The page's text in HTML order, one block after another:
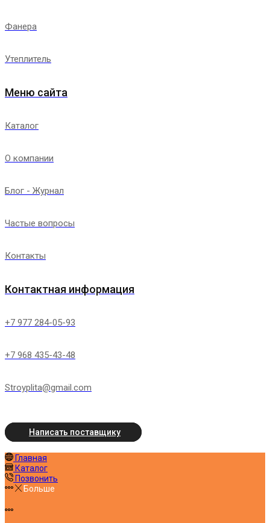
Фанера
Утеплитель
Меню сайта
Каталог
О компании
Блог - Журнал
Частые вопросы
Контакты
Контактная информация
+7 977 284-05-93
+7 968 435-43-48
Stroyplita@gmail.com
Написать поставщику
Главная
Каталог
Позвонить
Больше